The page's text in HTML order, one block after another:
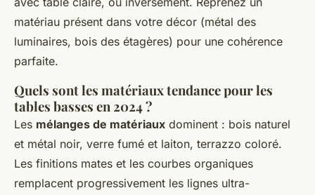
matériau présent dans votre décor (métal des
luminaires, bois des étagères) pour une cohérence
parfaite.
Quels sont les matériaux tendance pour les
tables basses en 2024 ?
Les mélanges de matériaux dominent : bois naturel
et métal noir, verre fumé et laiton, terrazzo coloré.
Les finitions mates et les courbes organiques
remplacent progressivement les lignes ultra-